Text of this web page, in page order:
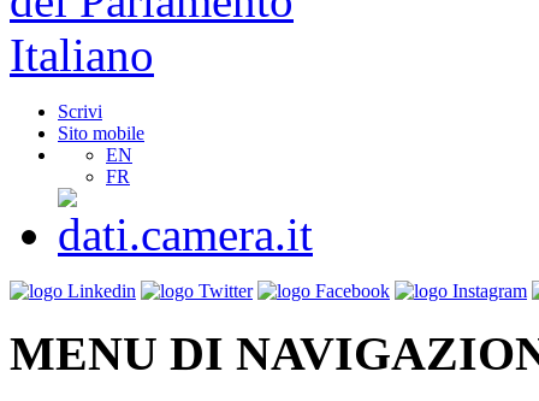
Scrivi
Sito mobile
EN
FR
MENU DI